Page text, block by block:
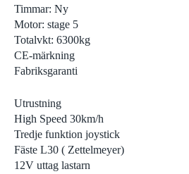
Timmar: Ny
Motor: stage 5
Totalvkt: 6300kg
CE-märkning
Fabriksgaranti
Utrustning
High Speed 30km/h
Tredje funktion joystick
Fäste L30 ( Zettelmeyer)
12V uttag lastarn